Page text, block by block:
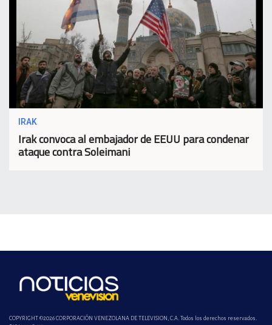
IRAK
Irak convoca al embajador de EEUU para condenar
ataque contra Soleimani
COPYRIGHT ©2026 CORPORACIÓN VENEZOLANA DE TELEVISION, C.A. Todos los derechos reservados.